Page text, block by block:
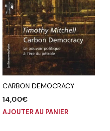
CARBON DEMOCRACY
14,00€
AJOUTER AU PANIER